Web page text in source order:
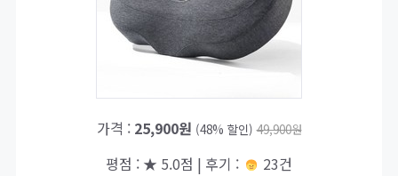
가격 : 25,900원 (48% 할인) 49,900원
평점 : ★ 5.0점 | 후기 : 23건